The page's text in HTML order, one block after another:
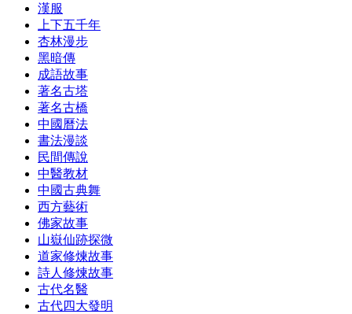
漢服
上下五千年
杏林漫步
黑暗傳
成語故事
著名古塔
著名古橋
中國曆法
書法漫談
民間傳說
中醫教材
中國古典舞
西方藝術
佛家故事
山嶽仙跡探微
道家修煉故事
詩人修煉故事
古代名醫
古代四大發明